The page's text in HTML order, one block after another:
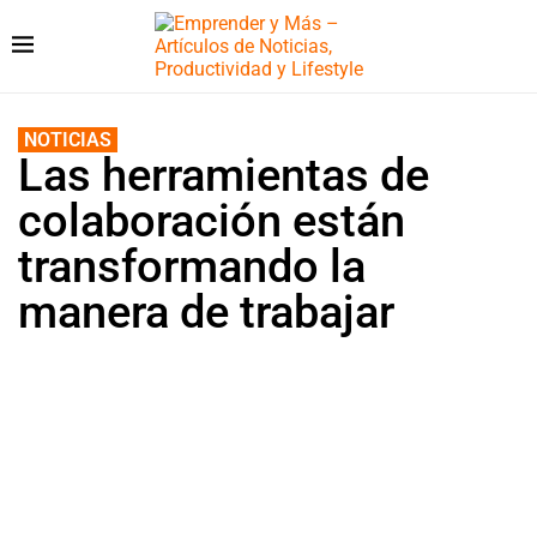
NOTICIAS
Las herramientas de
colaboración están
transformando la
manera de trabajar